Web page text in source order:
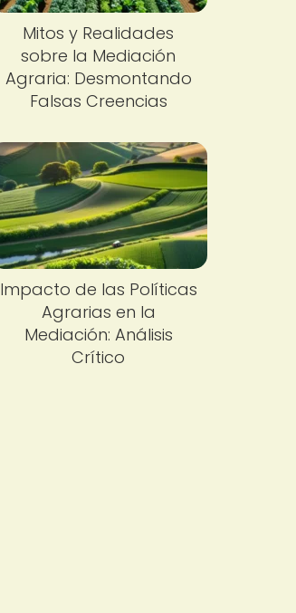
Mitos y Realidades
sobre la Mediación
Agraria: Desmontando
Falsas Creencias
Impacto de las Políticas
Agrarias en la
Mediación: Análisis
Crítico